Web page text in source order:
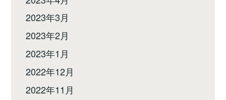
2023年3月
2023年2月
2023年1月
2022年12月
2022年11月